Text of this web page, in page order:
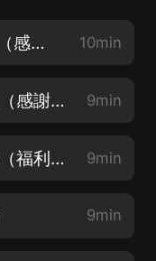
武道神尊 第001集 體內黑洞（感謝您的訂閱、評論、點讚） 10min
武道神尊 第002集 神秘小姐（感謝您的訂閱、五星好評） 9min
武道神尊 第003集 暴打韓坤（福利多多，請加粉絲群） 9min
9min